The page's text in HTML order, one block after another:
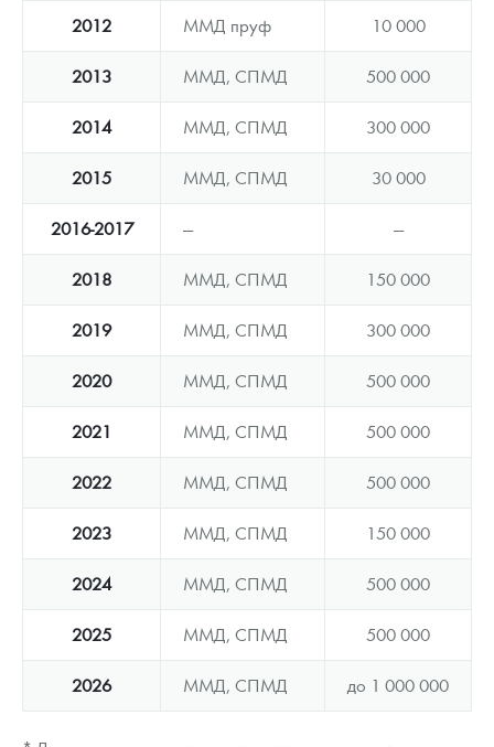
2012 ММД пруф 10 000
2013 ММД, СПМД 500 000
2014 ММД, СПМД 300 000
2015 ММД, СПМД 30 000
2016-2017 — —
2018 ММД, СПМД 150 000
2019 ММД, СПМД 300 000
2020 ММД, СПМД 500 000
2021 ММД, СПМД 500 000
2022 ММД, СПМД 500 000
2023 ММД, СПМД 150 000
2024 ММД, СПМД 500 000
2025 ММД, СПМД 500 000
2026 ММД, СПМД до 1 000 000